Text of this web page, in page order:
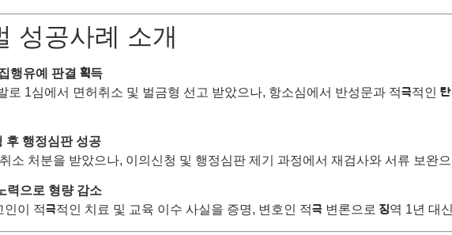
성공사례 소개
행유예 판결 획득
로 1심에서 면허취소 및 벌금형 선고 받았으나, 항소심에서 반성문과 적극적인
후 행정심판 성공
소 처분을 받았으나, 이의신청 및 행정심판 제기 과정에서 재검사와 서류 보완
력으로 형량 감소
이 적극적인 치료 및 교육 이수 사실을 증명, 변호인 적극 변론으로 징역 1년 대